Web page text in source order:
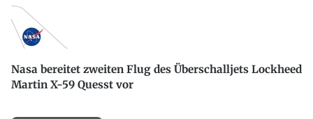
Nasa bereitet zweiten Flug des Überschalljets Lockheed
Martin X-59 Quesst vor